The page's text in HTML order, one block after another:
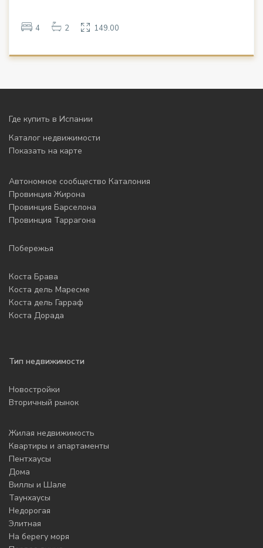
4 2 149.00
Где купить в Испании
Каталог недвижимости
Показать на карте
Автономное сообщество Каталония
Провинция Жирона
Провинция Барселона
Провинция Таррагона
Побережья
Коста Брава
Коста дель Маресме
Коста дель Гарраф
Коста Дорада
Тип недвижимости
Новостройки
Вторичный рынок
Жилая недвижимость
Квартиры и апартаменты
Пентхаусы
Дома
Виллы и Шале
Таунхаусы
Недорогая
Элитная
На берегу моря